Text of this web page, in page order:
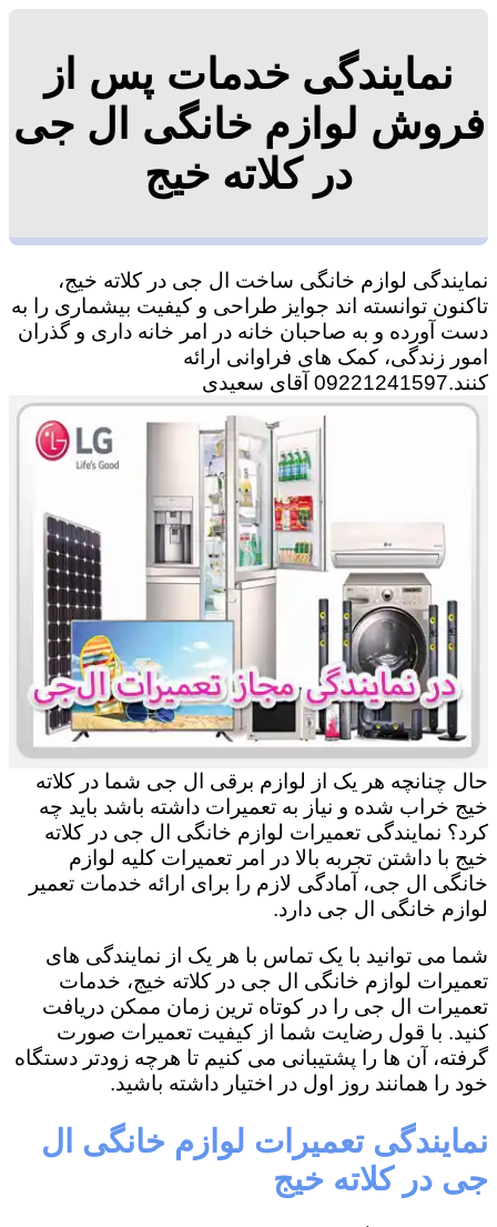
نمایندگی خدمات پس از
فروش لوازم خانگی ال جی
در کلاته خیج
نمایندگی لوازم خانگی ساخت ال جی در کلاته خیج،
تاکنون توانسته اند جوایز طراحی و کیفیت بیشماری را به
دست آورده و به صاحبان خانه در امر خانه داری و گذران
امور زندگی، کمک های فراوانی ارائه
کنند.09221241597 آقای سعیدی
حال چنانچه هر یک از لوازم برقی ال جی شما در کلاته
خیج خراب شده و نیاز به تعمیرات داشته باشد باید چه
کرد؟ نمایندگی تعمیرات لوازم خانگی ال جی در کلاته
خیج با داشتن تجربه بالا در امر تعمیرات کلیه لوازم
خانگی ال جی، آمادگی لازم را برای ارائه خدمات تعمیر
لوازم خانگی ال جی دارد.
شما می توانید با یک تماس با هر یک از نمایندگی های
تعمیرات لوازم خانگی ال جی در کلاته خیج، خدمات
تعمیرات ال جی را در کوتاه ترین زمان ممکن دریافت
کنید. با قول رضایت شما از کیفیت تعمیرات صورت
گرفته، آن ها را پشتیبانی می کنیم تا هرچه زودتر دستگاه
خود را همانند روز اول در اختیار داشته باشید.
نمایندگی تعمیرات لوازم خانگی ال
جی در کلاته خیج